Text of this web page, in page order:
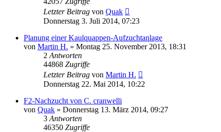
Letzter Beitrag von Quak
Donnerstag 3. Juli 2014, 07:23
Planung einer Kaulquappen-Aufzuchtanlage
von Martin H. » Montag 25. November 2013, 18:31
2 Antworten
44868 Zugriffe
Letzter Beitrag von Martin H.
Donnerstag 22. Mai 2014, 10:22
F2-Nachzucht von C. cranwelli
von Quak » Donnerstag 13. März 2014, 09:27
3 Antworten
46350 Zugriffe